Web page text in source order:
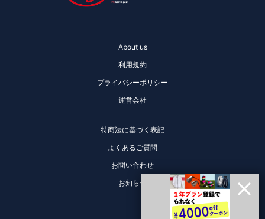
About us
利用規約
プライバシーポリシー
運営会社
特商法に基づく表記
よくあるご質問
お問い合わせ
お知らせ